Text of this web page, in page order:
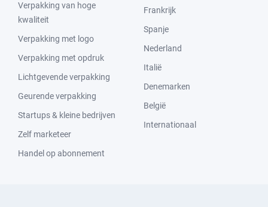
Verpakking van hoge
kwaliteit
Verpakking met logo
Verpakking met opdruk
Lichtgevende verpakking
Geurende verpakking
Startups & kleine bedrijven
Zelf marketeer
Handel op abonnement
Frankrijk
Spanje
Nederland
Italië
Denemarken
België
Internationaal